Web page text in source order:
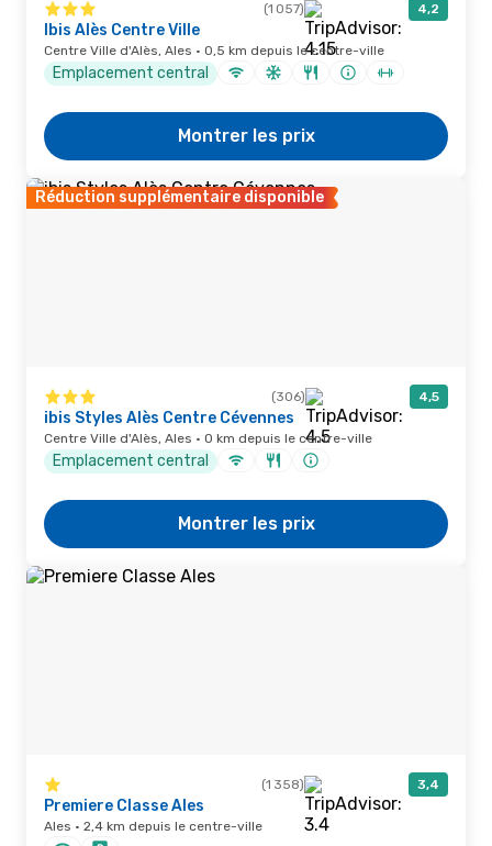
(1 057) 4,2
Ibis Alès Centre Ville
Centre Ville d'Alès, Ales · 0,5 km depuis le centre-ville
Emplacement central
Montrer les prix
Réduction supplémentaire disponible
(306) 4,5
ibis Styles Alès Centre Cévennes
Centre Ville d'Alès, Ales · 0 km depuis le centre-ville
Emplacement central
Montrer les prix
(1 358) 3,4
Premiere Classe Ales
Ales · 2,4 km depuis le centre-ville